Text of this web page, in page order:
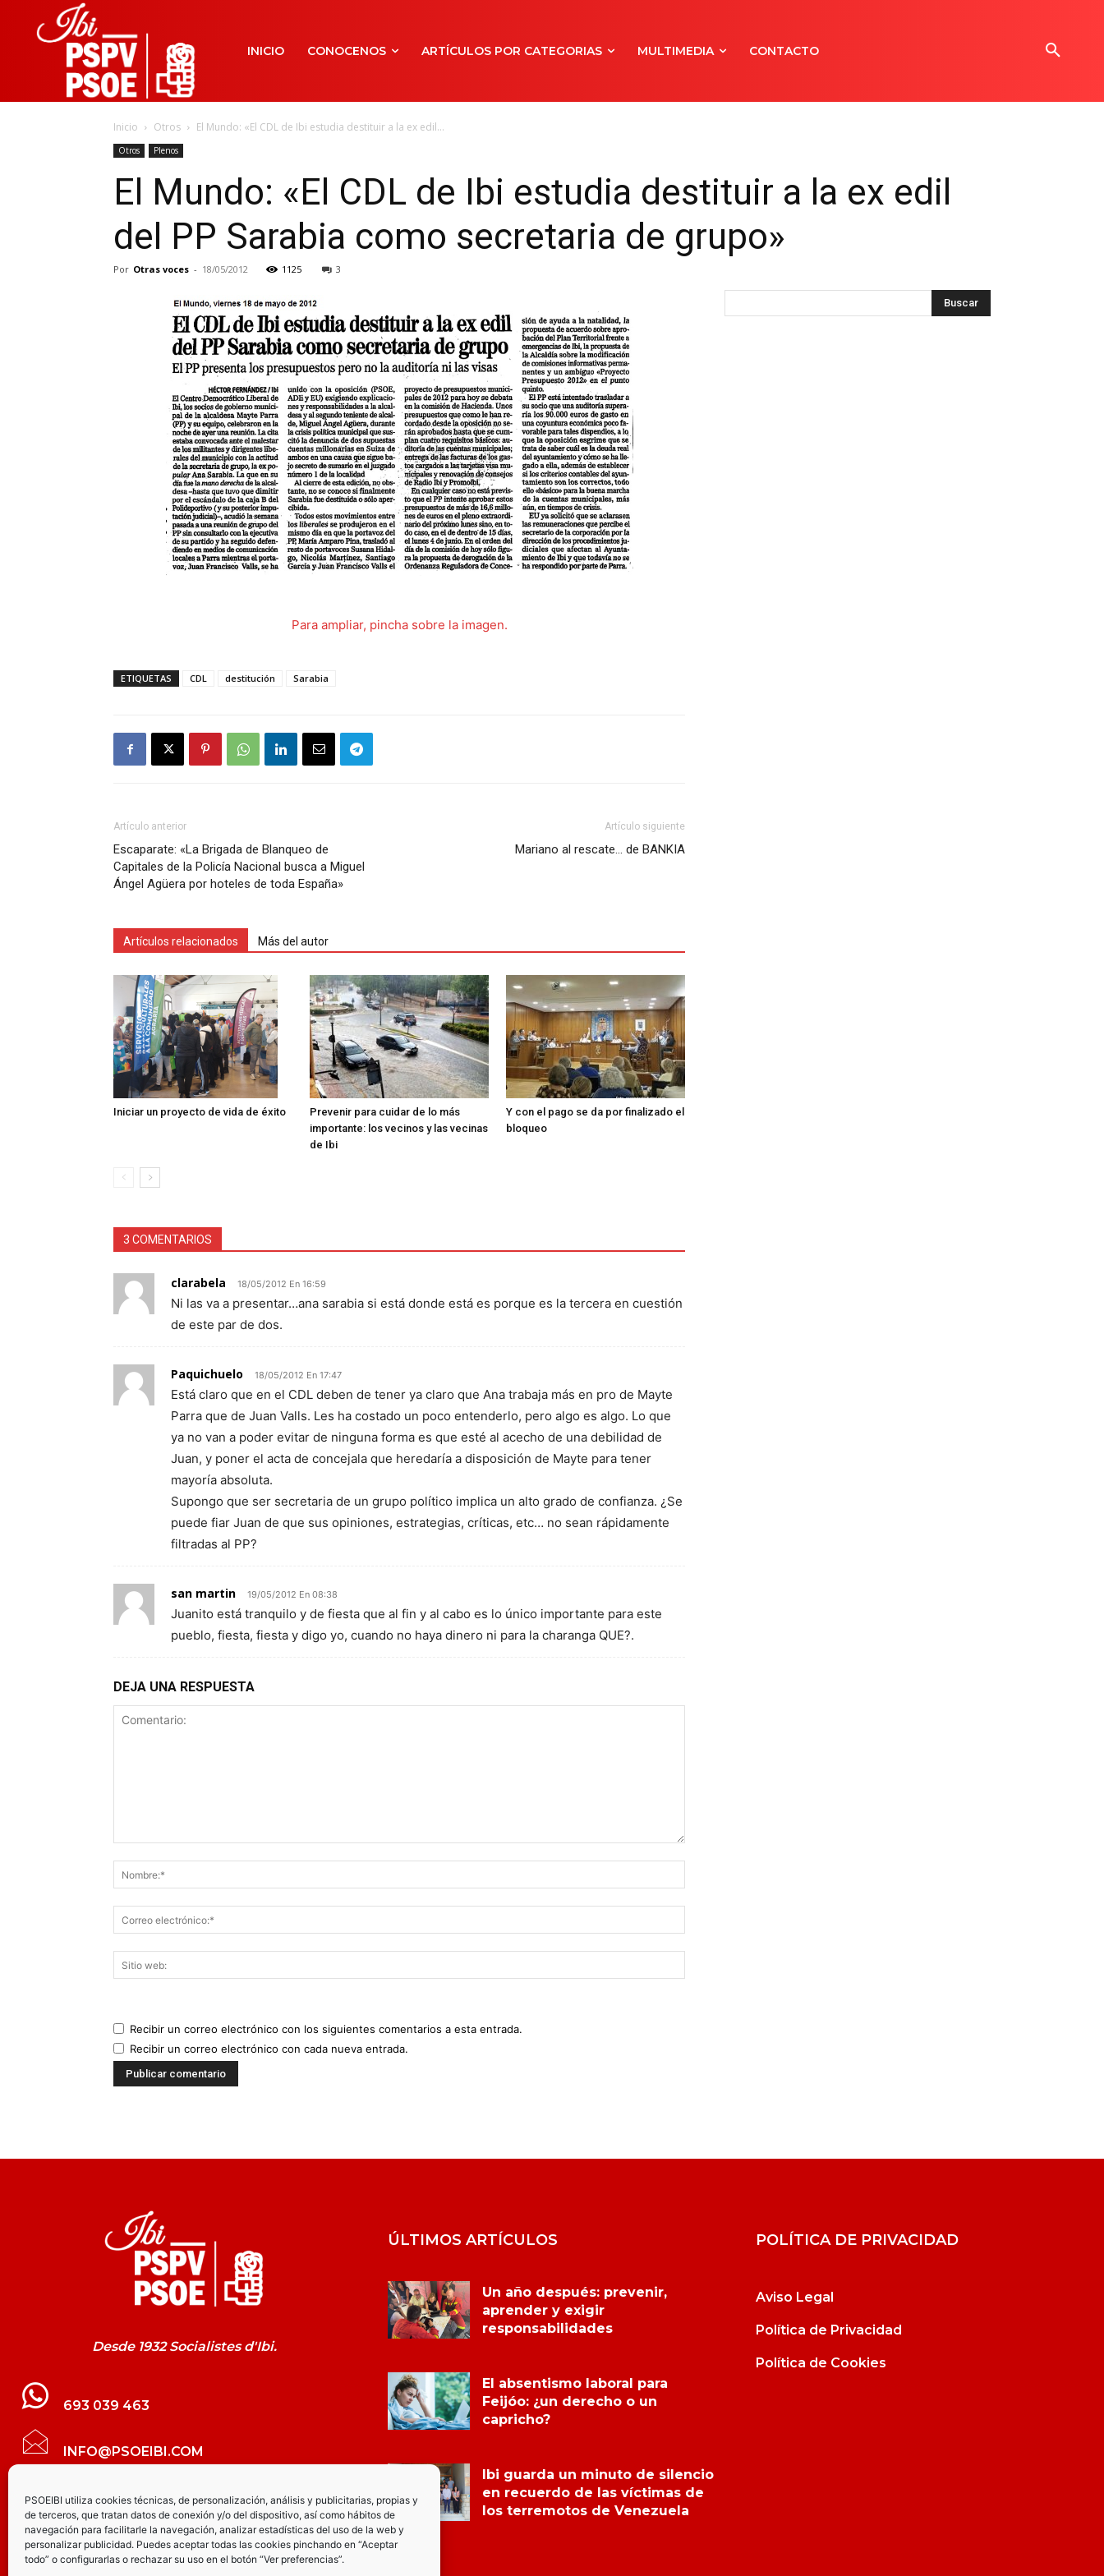
PSOEIBI utiliza cookies técnicas, de personalización, análisis y publicitarias, propias y
de terceros, que tratan datos de conexión y/o del dispositivo, así como hábitos de
navegación para facilitarle la navegación, analizar estadísticas del uso de la web y
personalizar publicidad. Puedes aceptar todas las cookies pinchando en “Aceptar
todo” o configurarlas o rechazar su uso en el botón “Ver preferencias”.
INICIO CONOCENOS ARTÍCULOS POR CATEGORIAS MULTIMEDIA CONTACTO
Inicio Otros El Mundo: «El CDL de Ibi estudia destituir a la ex edil...
Otros Plenos
El Mundo: «El CDL de Ibi estudia destituir a la ex edil
del PP Sarabia como secretaria de grupo»
Por Otras voces - 18/05/2012 1125 3
Para ampliar, pincha sobre la imagen.
ETIQUETAS CDL destitución Sarabia
Artículo anterior
Escaparate: «La Brigada de Blanqueo de
Capitales de la Policía Nacional busca a Miguel
Ángel Agüera por hoteles de toda España»
Artículo siguiente
Mariano al rescate… de BANKIA
Artículos relacionados Más del autor
Iniciar un proyecto de vida de éxito
Prevenir para cuidar de lo más
importante: los vecinos y las vecinas
de Ibi
Y con el pago se da por finalizado el
bloqueo
3 COMENTARIOS
clarabela 18/05/2012 En 16:59
Ni las va a presentar…ana sarabia si está donde está es porque es la tercera en cuestión
de este par de dos.
Paquichuelo 18/05/2012 En 17:47
Está claro que en el CDL deben de tener ya claro que Ana trabaja más en pro de Mayte
Parra que de Juan Valls. Les ha costado un poco entenderlo, pero algo es algo. Lo que
ya no van a poder evitar de ninguna forma es que esté al acecho de una debilidad de
Juan, y poner el acta de concejala que heredaría a disposición de Mayte para tener
mayoría absoluta.
Supongo que ser secretaria de un grupo político implica un alto grado de confianza. ¿Se
puede fiar Juan de que sus opiniones, estrategias, críticas, etc… no sean rápidamente
filtradas al PP?
san martin 19/05/2012 En 08:38
Juanito está tranquilo y de fiesta que al fin y al cabo es lo único importante para este
pueblo, fiesta, fiesta y digo yo, cuando no haya dinero ni para la charanga QUE?.
DEJA UNA RESPUESTA
Recibir un correo electrónico con los siguientes comentarios a esta entrada.
Recibir un correo electrónico con cada nueva entrada.
Desde 1932 Socialistes d'Ibi.
693 039 463
INFO@PSOEIBI.COM
GRUPO MUNICIPAL SOCIALISTA DE IBI C/
LES ERES, 48 – 3º - DESPACHO PSOE
PARTIDO SOCIALISTA DE IBI AV.
ÚLTIMOS ARTÍCULOS
Un año después: prevenir,
aprender y exigir
responsabilidades
El absentismo laboral para
Feijóo: ¿un derecho o un
capricho?
Ibi guarda un minuto de silencio
en recuerdo de las víctimas de
los terremotos de Venezuela
POLÍTICA DE PRIVACIDAD
Aviso Legal
Política de Privacidad
Política de Cookies